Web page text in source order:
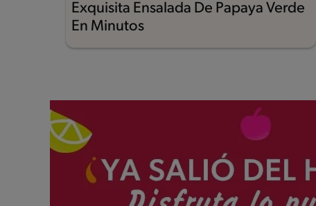
Exquisita Ensalada De Papaya Verde
En Minutos